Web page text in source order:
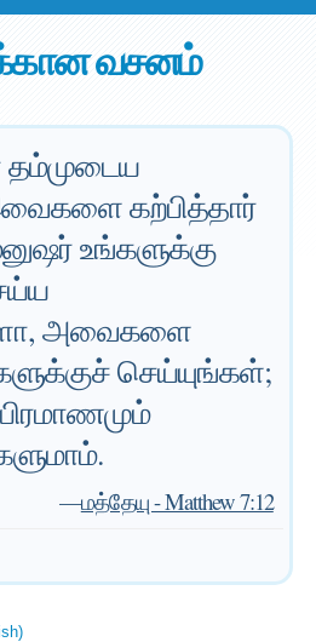
வசனம்
தம்முடைய
கற்பித்தார்
உங்களுக்கு
அவைகளை
செய்யுங்கள்;
—மத்தேயு - Matthew 7:12